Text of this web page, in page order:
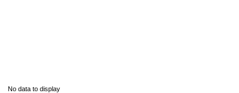
No data to display